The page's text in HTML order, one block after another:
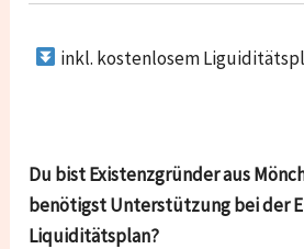
inkl. kostenlosem
Du bist Existenzgründer aus
benötigst Unterstützung bei der
Liquiditätsplan?